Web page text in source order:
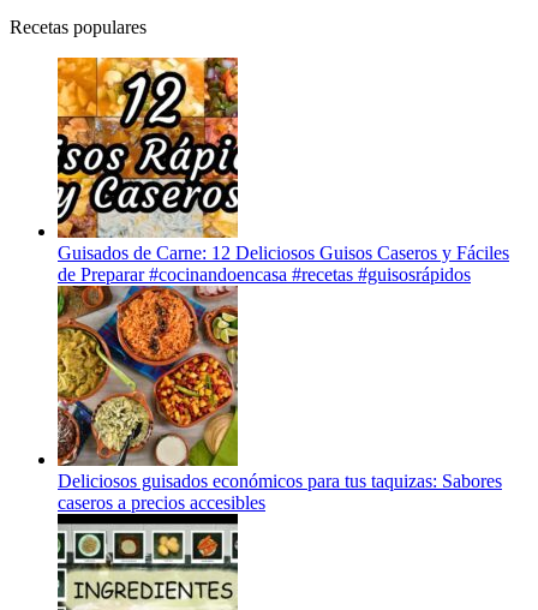
Recetas populares
Guisados de Carne: 12 Deliciosos Guisos Caseros y Fáciles
de Preparar #cocinandoencasa #recetas #guisosrápidos
Deliciosos guisados económicos para tus taquizas: Sabores
caseros a precios accesibles